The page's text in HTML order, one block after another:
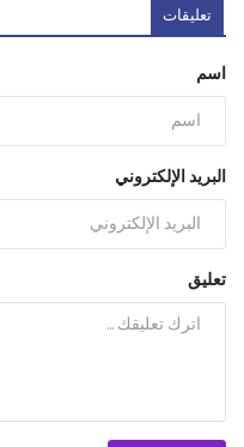
تعليقات
اسم
البريد الإلكتروني
تعليق